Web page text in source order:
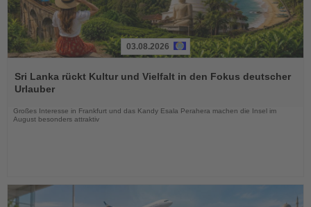
Sie
die
03.08.2026
Sri Lanka rückt Kultur und Vielfalt in den Fokus deutscher
Urlauber
Großes Interesse in Frankfurt und das Kandy Esala Perahera machen die Insel im
August besonders attraktiv